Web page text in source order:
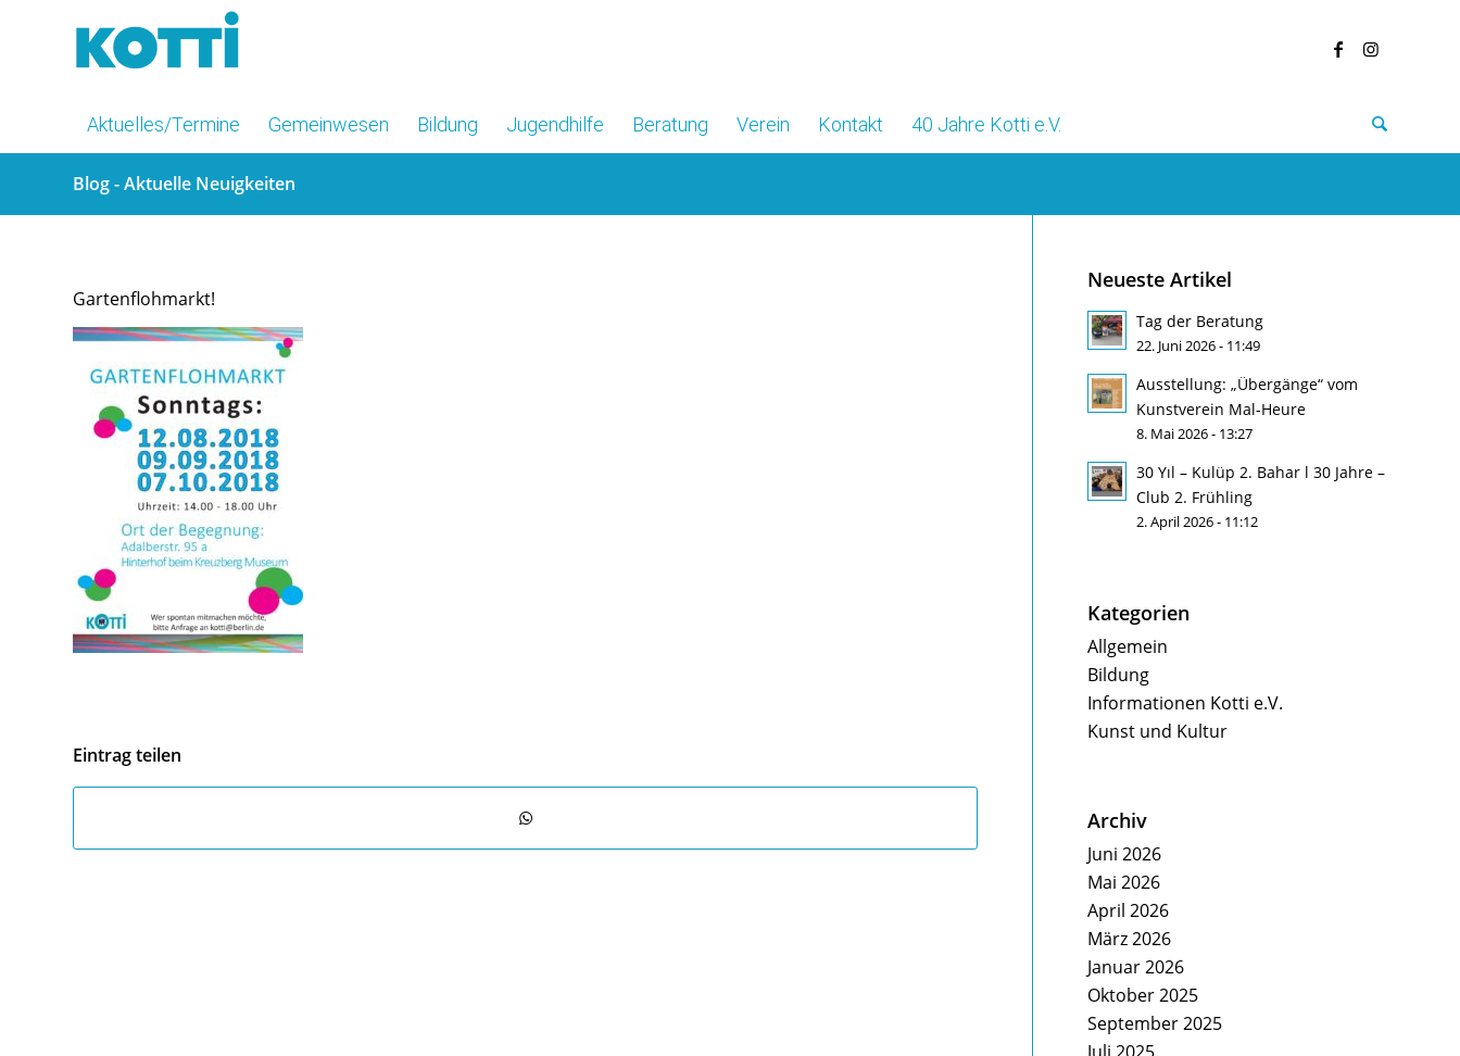
Aktuelles/Termine Gemeinwesen Bildung Jugendhilfe Beratung Verein Kontakt 40 Jahre Kotti e.V.
Blog - Aktuelle Neuigkeiten
Gartenflohmarkt!
Eintrag teilen
Neueste Artikel
Tag der Beratung
22. Juni 2026 - 11:49
Ausstellung: „Übergänge“ vom
Kunstverein Mal-Heure
8. Mai 2026 - 13:27
30 Yıl – Kulüp 2. Bahar l 30 Jahre –
Club 2. Frühling
2. April 2026 - 11:12
Kategorien
Allgemein
Bildung
Informationen Kotti e.V.
Kunst und Kultur
Archiv
Juni 2026
Mai 2026
April 2026
März 2026
Januar 2026
Oktober 2025
September 2025